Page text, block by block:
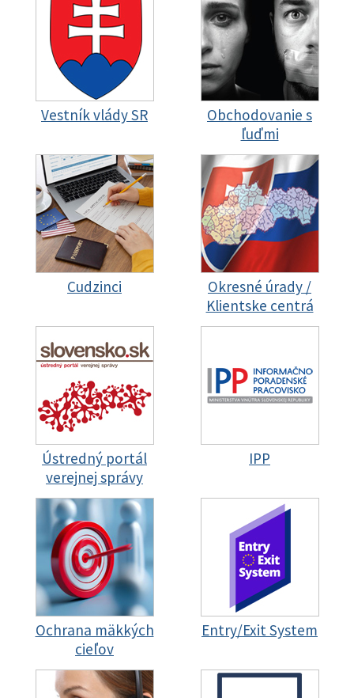
Vestník vlády SR
Obchodovanie s
ľuďmi
Cudzinci
Okresné úrady /
Klientske centrá
Ústredný portál
verejnej správy
IPP
Ochrana mäkkých
cieľov
Entry/Exit System